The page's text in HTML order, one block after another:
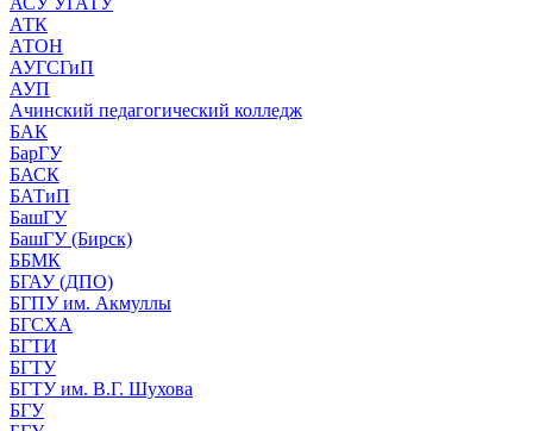
АТК
АТОН
АУГСГиП
АУП
Ачинский педагогический колледж
БАК
БарГУ
БАСК
БАТиП
БашГУ
БашГУ (Бирск)
ББМК
БГАУ (ДПО)
БГПУ им. Акмуллы
БГСХА
БГТИ
БГТУ
БГТУ им. В.Г. Шухова
БГУ